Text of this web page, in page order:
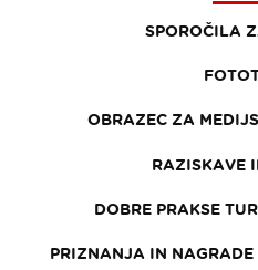
SPOROČILA
OBRAZEC ZA
RAZISKAVE
DOBRE PRAKSE
PRIZNANJA IN